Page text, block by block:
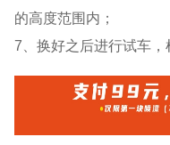
的高度范围内；
7、换好之后进行试车，